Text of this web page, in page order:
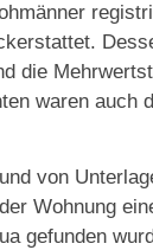
die
waren
von
Wohnung
gefunden